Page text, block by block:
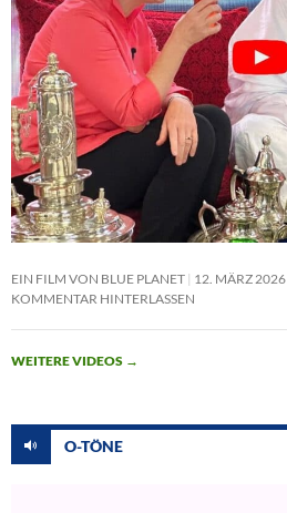
EIN FILM VON BLUE PLANET 12. MÄRZ 2026
KOMMENTAR HINTERLASSEN
WEITERE VIDEOS →
O-TÖNE